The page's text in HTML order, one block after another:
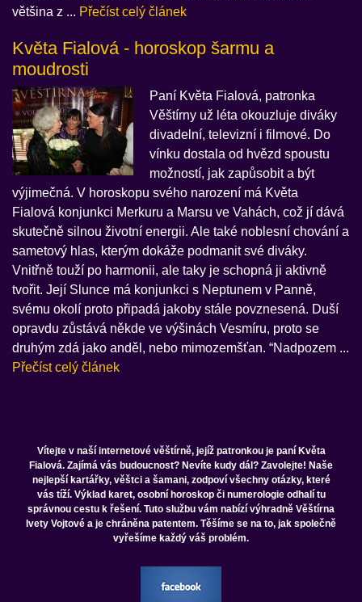
většina z ... Přečíst celý článek
Květa Fialová - horoskop šarmu a
moudrosti
Paní Květa Fialová, patronka
Věštírny už léta okouzluje diváky
divadelní, televizní i filmové. Do
vínku dostala od hvězd spoustu
možností, jak zapůsobit a být
výjimečná. V horoskopu svého narození má Květa
Fialová konjunkci Merkuru a Marsu ve Vahách, což jí dává
skutečně silnou životní energii. Ale také noblesní chování a
sametový hlas, kterým dokáže podmanit své diváky.
Vnitřně touží po harmonii, ale taky je schopná ji aktivně
tvořit. Její Slunce má konjunkci s Neptunem v Panně,
svému okolí proto připadá jakoby stále povznesená. Duší
opravdu zůstává někde ve výšinách Vesmíru, proto se
druhým zdá jako anděl, nebo mimozemšťan. “Nadpozem ...
Přečíst celý článek
Vítejte v naší internetové věštírně, jejíž patronkou je paní Květa
Fialová. Zajímá vás budoucnost? Nevíte kudy dál? Zavolejte! Naše
nejlepší kartářky, věštci a šamani, zodpoví všechny otázky, které
vás tíží. Výklad karet, osobní horoskop či numerologie odhalí tu
správnou cestu k řešení. Tuto službu vám nabízí výhradně Věštírna
Ivety Vojtové a je chráněna patentem. Těšíme se na to, jak společně
vyřešíme každý váš problém.